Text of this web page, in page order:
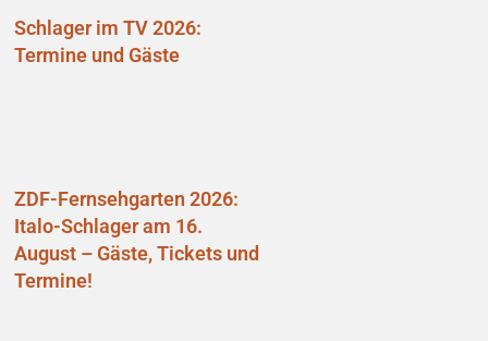
Schlager im TV 2026:
Termine und Gäste
ZDF-Fernsehgarten 2026:
Italo-Schlager am 16.
August – Gäste, Tickets und
Termine!